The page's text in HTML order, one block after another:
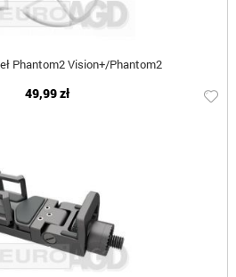
Phantom2 Vision+/Phantom2
49,99 zł